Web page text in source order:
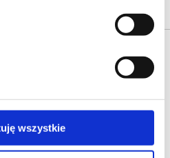
wszystkie
PRODUCENCI